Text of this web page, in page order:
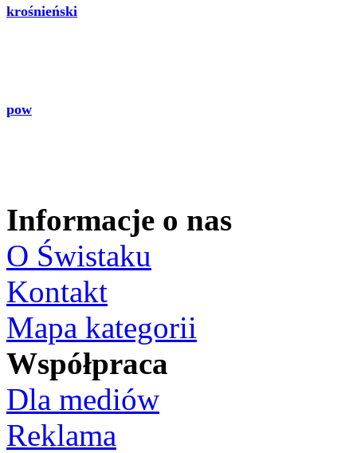
krośnieński
pow
Informacje o nas
O Świstaku
Kontakt
Mapa kategorii
Współpraca
Dla mediów
Reklama